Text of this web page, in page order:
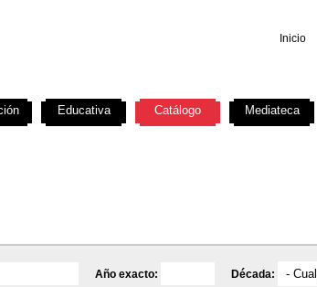
Inicio
Año exacto: Década:
Educativa Catálogo Mediateca